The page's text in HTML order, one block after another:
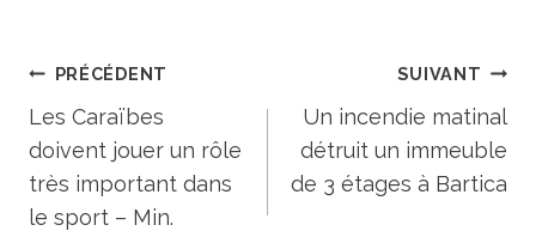
Navigation
de
l’article
PRÉCÉDENT
Les Caraïbes
doivent jouer un rôle
très important dans
le sport – Min.
SUIVANT
Un incendie matinal
détruit un immeuble
de 3 étages à Bartica